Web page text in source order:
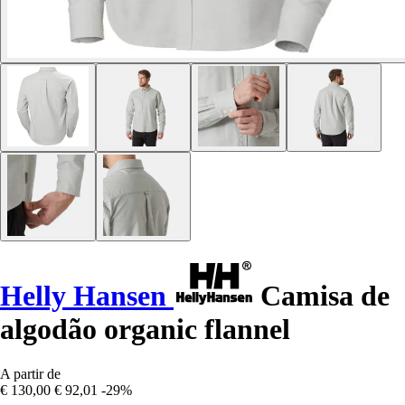
Helly Hansen
Camisa de
algodão organic flannel
A partir de
€ 130,00 € 92,01 -29%